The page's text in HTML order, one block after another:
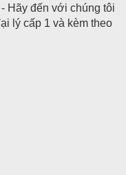
Hãy đến với chúng tôi
lý cấp 1 và kèm theo